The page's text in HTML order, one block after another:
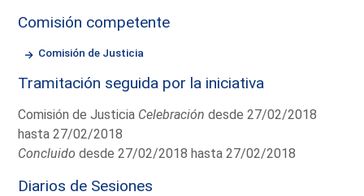
Comisión competente
Comisión de Justicia
Tramitación seguida por la iniciativa
Comisión de Justicia Celebración desde 27/02/2018
hasta 27/02/2018
Concluido desde 27/02/2018 hasta 27/02/2018
Diarios de Sesiones